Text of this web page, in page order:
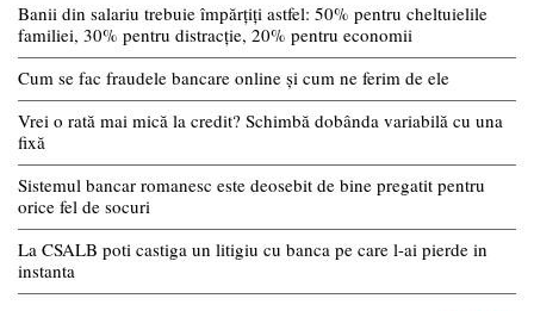
Banii din salariu trebuie împărțiți astfel: 50% pentru cheltuielile
familiei, 30% pentru distracție, 20% pentru economii
Cum se fac fraudele bancare online și cum ne ferim de ele
Vrei o rată mai mică la credit? Schimbă dobânda variabilă cu una
fixă
Sistemul bancar romanesc este deosebit de bine pregatit pentru
orice fel de socuri
La CSALB poti castiga un litigiu cu banca pe care l-ai pierde in
instanta